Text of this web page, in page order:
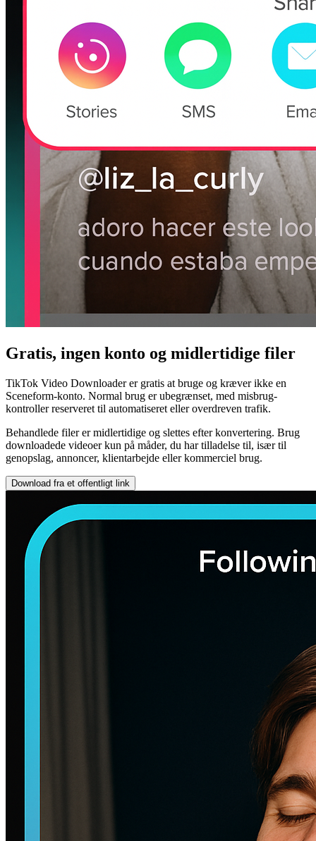
Gratis, ingen konto og midlertidige filer
TikTok Video Downloader er gratis at bruge og kræver ikke en
Sceneform-konto. Normal brug er ubegrænset, med misbrug-
kontroller reserveret til automatiseret eller overdreven trafik.
Behandlede filer er midlertidige og slettes efter konvertering. Brug
downloadede videoer kun på måder, du har tilladelse til, især til
genopslag, annoncer, klientarbejde eller kommerciel brug.
Download fra et offentligt link